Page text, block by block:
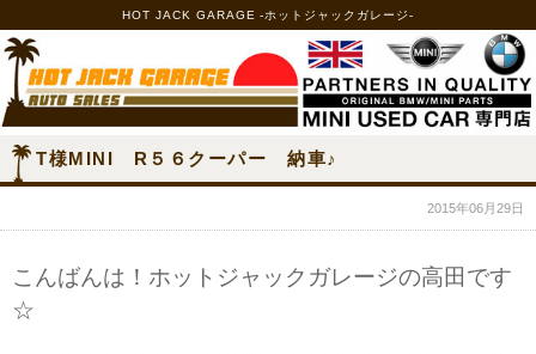
HOT JACK GARAGE -ホットジャックガレージ-
T様MINI R５６クーパー 納車♪
2015年06月29日
こんばんは！ホットジャックガレージの高田です
☆